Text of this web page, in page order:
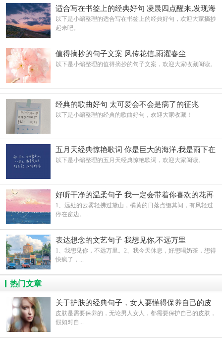
适合写在书签上的经典好句 凌晨四点醒来,发现海
棠花未眠
以下是小编整理的适合写在书签上的经典好句，欢迎大家摘抄
起来吧。
值得摘抄的句子文案 风传花信,雨濯春尘
以下是小编整理的值得摘抄的句子文案，欢迎大家收藏阅读。
经典的歌曲好句 太可爱会不会是病了的征兆
以下是小编整理的经典的歌曲好句，欢迎大家收藏！
五月天经典惊艳歌词 你是巨大的海洋,我是雨下在
你身上
以下是小编整理的五月天经典惊艳歌词，欢迎大家阅读。
好听干净的温柔句子 我一定会带着你喜欢的花再
去见你
1、远处的云雾轻拂过黛山，橘黄的日落点缀其间，有风轻过
停在窗边。...
表达想念的文艺句子 我想见你,不远万里
1、我想见你，不远万里。2、我今天休息，好想喝奶茶，想得
快疯了，...
热门文章
关于护肤的经典句子，女人要懂得保养自己的皮
肤
皮肤是需要保养的，无论男人女人，都需要保护自己的皮肤，
假如对自...